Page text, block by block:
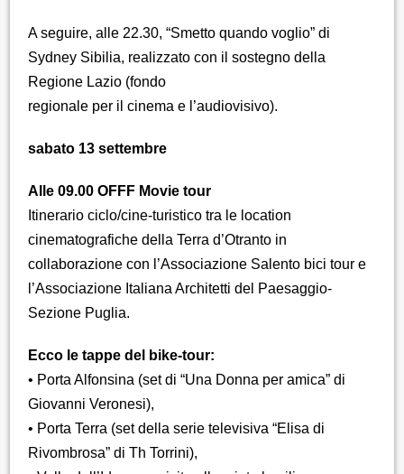
A seguire, alle 22.30, “Smetto quando voglio” di
Sydney Sibilia, realizzato con il sostegno della
Regione Lazio (fondo
regionale per il cinema e l’audiovisivo).
sabato 13 settembre
Alle 09.00 OFFF Movie tour
Itinerario ciclo/cine-turistico tra le location
cinematografiche della Terra d’Otranto in
collaborazione con l’Associazione Salento bici tour e
l’Associazione Italiana Architetti del Paesaggio-
Sezione Puglia.
Ecco le tappe del bike-tour:
• Porta Alfonsina (set di “Una Donna per amica” di
Giovanni Veronesi),
• Porta Terra (set della serie televisiva “Elisa di
Rivombrosa” di Th Torrini),